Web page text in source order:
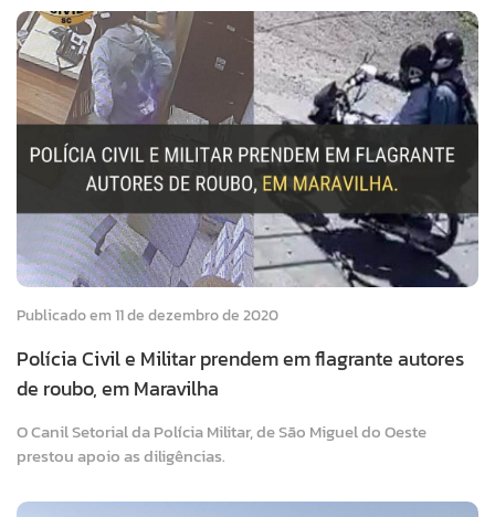
Publicado em 11 de dezembro de 2020
Polícia Civil e Militar prendem em flagrante autores
de roubo, em Maravilha
O Canil Setorial da Polícia Militar, de São Miguel do Oeste
prestou apoio as diligências.